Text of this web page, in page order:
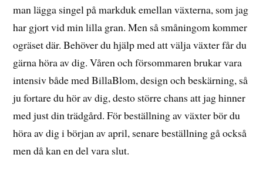
man lägga singel på markduk emellan växterna, som jag
har gjort vid min lilla gran. Men så småningom kommer
ogräset där. Behöver du hjälp med att välja växter får du
gärna höra av dig. Våren och försommaren brukar vara
intensiv både med BillaBlom, design och beskärning, så
ju fortare du hör av dig, desto större chans att jag hinner
med just din trädgård. För beställning av växter bör du
höra av dig i början av april, senare beställning gå också
men då kan en del vara slut.